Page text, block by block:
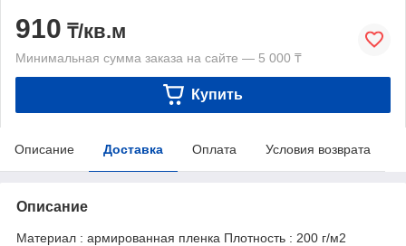
910 ₸/кв.м
Минимальная сумма заказа на сайте — 5 000 ₸
Купить
Описание Доставка Оплата Условия возврата
Описание
Материал : армированная пленка Плотность : 200 г/м2